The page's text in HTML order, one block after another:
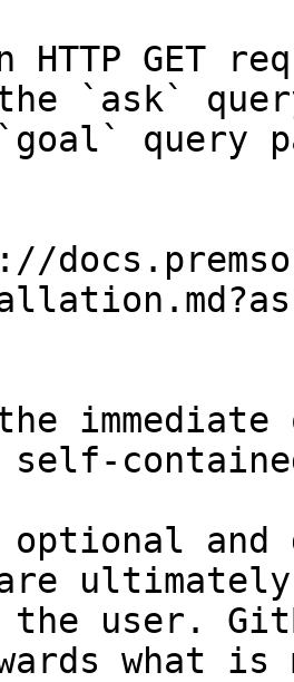
HTTP GET
`ask`
query
and
the user.
what